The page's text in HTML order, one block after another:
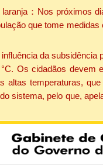
：Nos próximos
que tome
da
Os cidadãos
altas temperaturas,
sistema, pelo que,